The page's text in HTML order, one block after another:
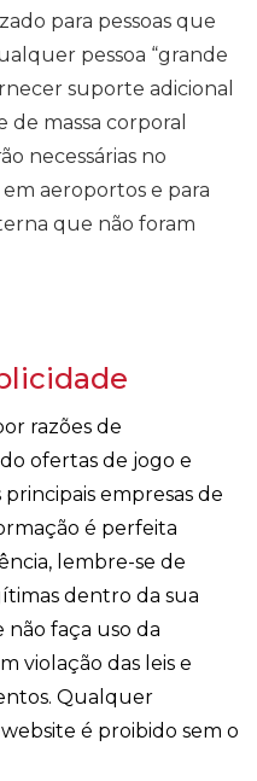
para pessoas que
pessoa “grande
suporte adicional
massa corporal
necessárias no
aeroportos e para
que não foram
razões de
ofertas de jogo e
principais empresas de
é perfeita
lembre-se de
dentro da sua
não faça uso da
violação das leis e
Qualquer
é proibido sem o